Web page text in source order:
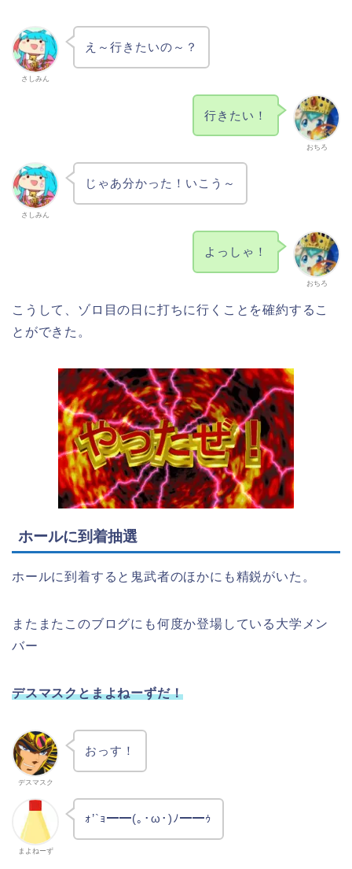
さしみん
え～行きたいの～？
おちろ
行きたい！
さしみん
じゃあ分かった！いこう～
おちろ
よっしゃ！
こうして、ゾロ目の日に打ちに行くことを確約するこ
とができた。
ホールに到着抽選
ホールに到着すると鬼武者のほかにも精鋭がいた。
またまたこのブログにも何度か登場している大学メン
バー
デスマスクとまよねーずだ！
デスマスク
おっす！
まよねーず
ｫ’`ｮ━━(｡･ω･)ﾉ━━ｩ